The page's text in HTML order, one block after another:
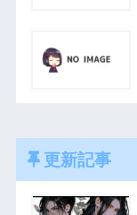
更新記事